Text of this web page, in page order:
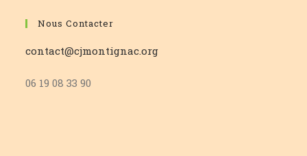
Nous Contacter
contact@cjmontignac.org
06 19 08 33 90